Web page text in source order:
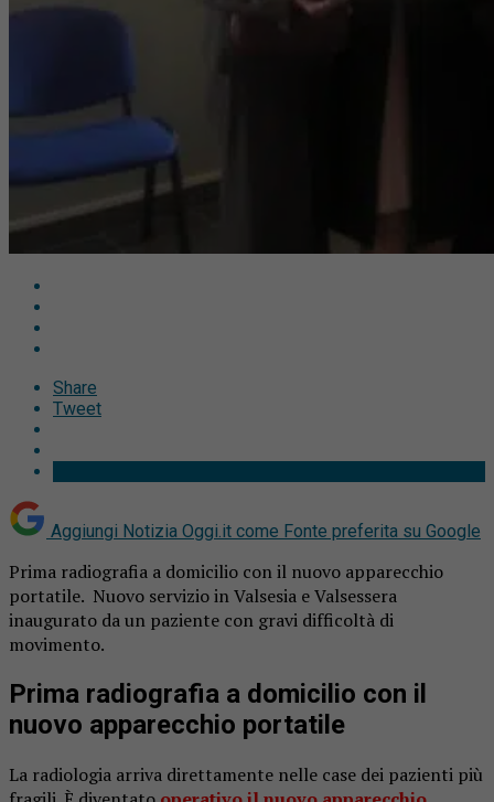
Share
Tweet
Aggiungi Notizia Oggi.it come Fonte preferita su Google
Prima radiografia a domicilio con il nuovo apparecchio
portatile. Nuovo servizio in Valsesia e Valsessera
inaugurato da un paziente con gravi difficoltà di
movimento.
Prima radiografia a domicilio con il
nuovo apparecchio portatile
La radiologia arriva direttamente nelle case dei pazienti più